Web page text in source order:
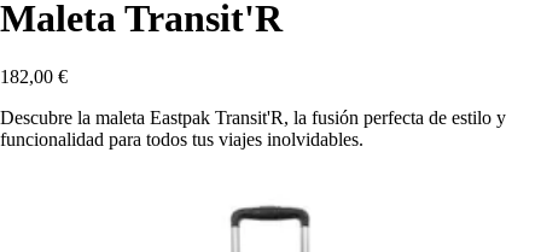
Maleta Transit'R
182,00 €
Descubre la maleta Eastpak Transit'R, la fusión perfecta de estilo y
funcionalidad para todos tus viajes inolvidables.